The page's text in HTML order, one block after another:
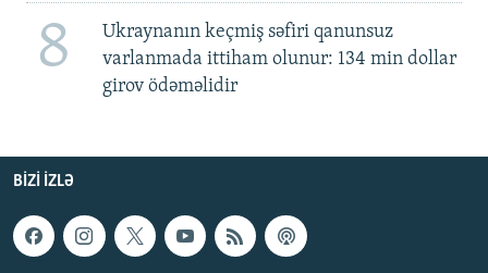
8
Ukraynanın keçmiş səfiri qanunsuz
varlanmada ittiham olunur: 134 min dollar
girov ödəməlidir
BIZI IZLƏ